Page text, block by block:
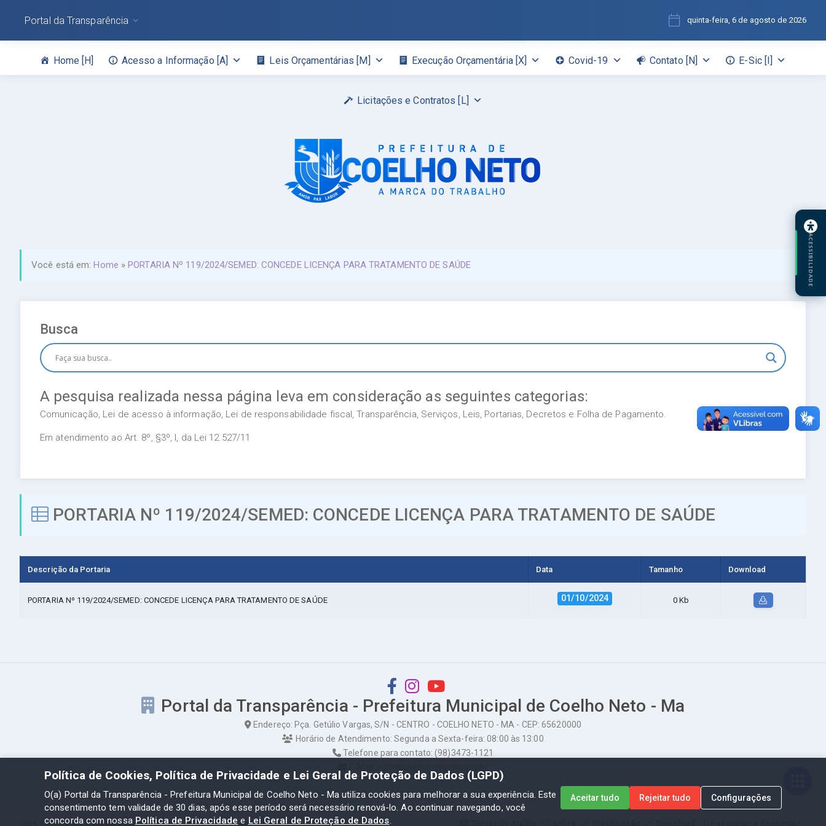
Home [H] Acesso a Informação [A] Leis Orçamentárias [M] Execução Orçamentária [X] Covid-19 Contato [N] E-Sic [I]
Licitações e Contratos [L]
Portal da Transparência quinta-feira, 6 de agosto de 2026
Você está em:Home »PORTARIA Nº 119/2024/SEMED: CONCEDE LICENÇA PARA TRATAMENTO DE SAÚDE
Busca
A pesquisa realizada nessa página leva em consideração as seguintes categorias:
Comunicação, Lei de acesso à informação, Lei de responsabilidade fiscal, Transparência, Serviços, Leis, Portarias, Decretos e Folha de Pagamento.
Em atendimento ao Art. 8º, §3º, I, da Lei 12.527/11
PORTARIA Nº 119/2024/SEMED: CONCEDE LICENÇA PARA TRATAMENTO DE SAÚDE
Descrição da Portaria Data Tamanho Download
PORTARIA Nº 119/2024/SEMED: CONCEDE LICENÇA PARA TRATAMENTO DE SAÚDE 01/10/2024 0 Kb
Portal da Transparência - Prefeitura Municipal de Coelho Neto - Ma
Endereço: Pça. Getúlio Vargas, S/N - CENTRO - COELHO NETO - MA - CEP: 65620000
Horário de Atendimento: Segunda a Sexta-feira: 08:00 às 13:00
Telefone para contato: (98)3473-1121
2026 ©Portal da Transparência - Prefeitura Municipal de Coelho Neto - Ma
ACESSIBILIDADE
Política de Cookies, Política de Privacidade e Lei Geral de Proteção de Dados (LGPD)
O(a) Portal da Transparência - Prefeitura Municipal de Coelho Neto - Ma utiliza cookies para melhorar a sua experiência. Este
consentimento tem validade de 30 dias, após esse período será necessário renová-lo. Ao continuar navegando, você
concorda com nossa Política de Privacidade e Lei Geral de Proteção de Dados.
Aceitar tudo Rejeitar tudo Configurações